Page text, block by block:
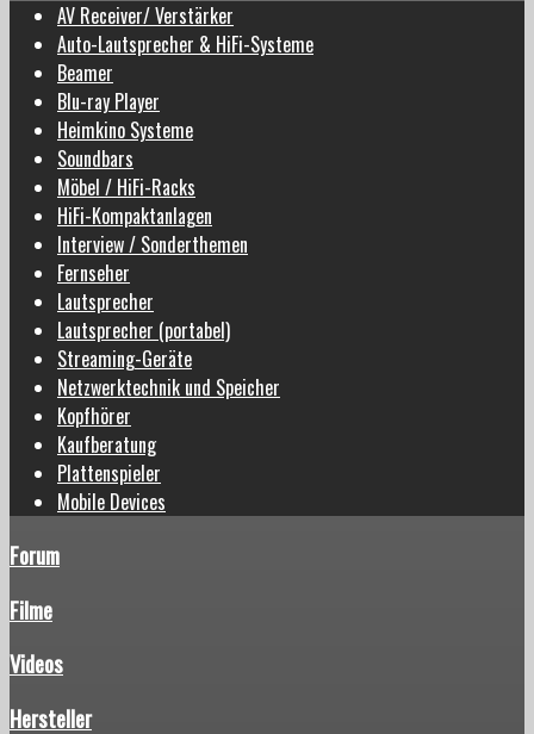
AV Receiver/ Verstärker
Auto-Lautsprecher & HiFi-Systeme
Beamer
Blu-ray Player
Heimkino Systeme
Soundbars
Möbel / HiFi-Racks
HiFi-Kompaktanlagen
Interview / Sonderthemen
Fernseher
Lautsprecher
Lautsprecher (portabel)
Streaming-Geräte
Netzwerktechnik und Speicher
Kopfhörer
Kaufberatung
Plattenspieler
Mobile Devices
Forum
Filme
Videos
Hersteller